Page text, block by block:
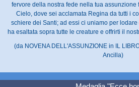
fervore della nostra fede nella tua assunzione
Cielo, dove sei acclamata Regina da tutti i
schiere dei Santi; ad essi ci uniamo per
ha esaltata sopra tutte le creature e offrirti il
(da NOVENA DELL'ASSUNZIONE in IL
Ancilla)